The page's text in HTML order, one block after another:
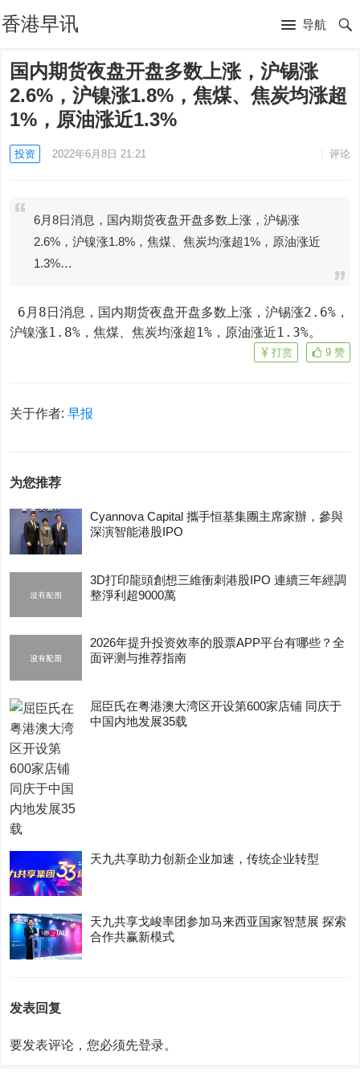
香港早讯 导航
国内期货夜盘开盘多数上涨，沪锡涨
2.6%，沪镍涨1.8%，焦煤、焦炭均涨超
1%，原油涨近1.3%
投资 2022年6月8日 21:21 评论
6月8日消息，国内期货夜盘开盘多数上涨，沪锡涨
2.6%，沪镍涨1.8%，焦煤、焦炭均涨超1%，原油涨近
1.3%…
沪镍涨1.8%，焦煤、焦炭均涨超1%，原油涨近1.3%。
9 赞
打赏
关于作者:早报
为您推荐
Cyannova Capital 攜手恒基集團主席家辦，參與
深演智能港股IPO
3D打印龍頭創想三維衝刺港股IPO 連續三年經調
整淨利超9000萬
2026年提升投资效率的股票APP平台有哪些？全
面评测与推荐指南
屈臣氏在粤港澳大湾区开设第600家店铺 同庆于
中国内地发展35载
天九共享助力创新企业加速，传统企业转型
天九共享戈峻率团参加马来西亚国家智慧展 探索
合作共赢新模式
发表回复
要发表评论，您必须先登录。